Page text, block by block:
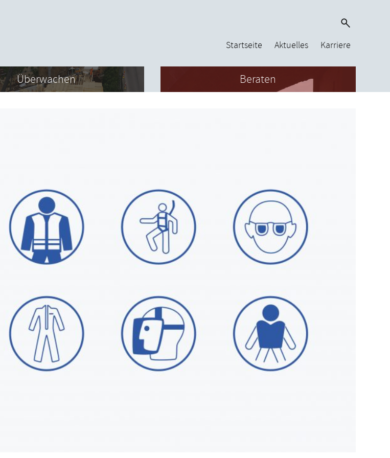
Startseite Aktuelles Karriere
Überwachen Beraten